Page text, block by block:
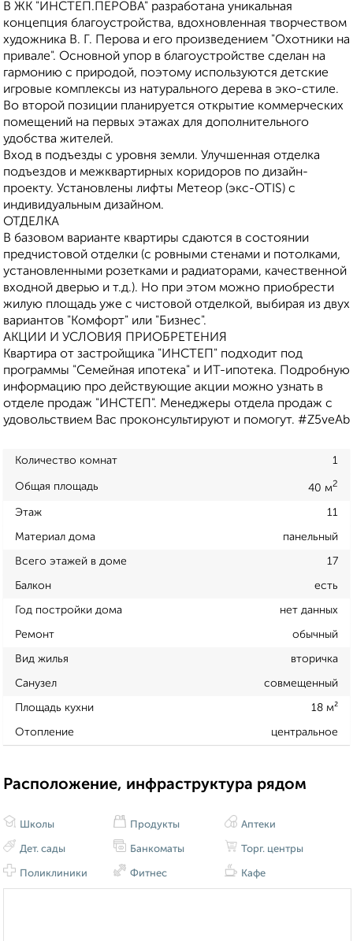
В ЖК "ИНСТЕП.ПЕРОВА" разработана уникальная
концепция благоустройства, вдохновленная творчеством
художника В. Г. Перова и его произведением "Охотники на
привале". Основной упор в благоустройстве сделан на
гармонию с природой, поэтому используются детские
игровые комплексы из натурального дерева в эко-стиле.
Во второй позиции планируется открытие коммерческих
помещений на первых этажах для дополнительного
удобства жителей.
Вход в подъезды с уровня земли. Улучшенная отделка
подъездов и межквартирных коридоров по дизайн-
проекту. Установлены лифты Метеор (экс-ОТIS) с
индивидуальным дизайном.
ОТДЕЛКА
В базовом варианте квартиры сдаются в состоянии
предчистовой отделки (с ровными стенами и потолками,
установленными розетками и радиаторами, качественной
входной дверью и т.д.). Но при этом можно приобрести
жилую площадь уже с чистовой отделкой, выбирая из двух
вариантов "Комфорт" или "Бизнес".
АКЦИИ И УСЛОВИЯ ПРИОБРЕТЕНИЯ
Квартира от застройщика "ИНСТЕП" подходит под
программы "Семейная ипотека" и ИТ-ипотека. Подробную
информацию про действующие акции можно узнать в
отделе продаж "ИНСТЕП". Менеджеры отдела продаж с
удовольствием Вас проконсультируют и помогут. #Z5veAb
Количество комнат 1
Общая площадь 40 м2
Этаж 11
Материал дома панельный
Всего этажей в доме 17
Балкон есть
Год постройки дома нет данных
Ремонт обычный
Вид жилья вторичка
Санузел совмещенный
Площадь кухни 18 м²
Отопление центральное
Расположение, инфраструктура рядом
Школы
Дет. сады
Поликлиники
Продукты
Банкоматы
Фитнес
Аптеки
Торг. центры
Кафе